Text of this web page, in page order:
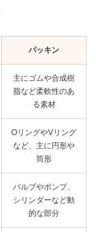
パッキン
主にゴムや合成樹
脂など柔軟性のあ
る素材
OリングやVリング
など、主に円形や
筒形
バルブやポンプ、
シリンダーなど動
的な部分